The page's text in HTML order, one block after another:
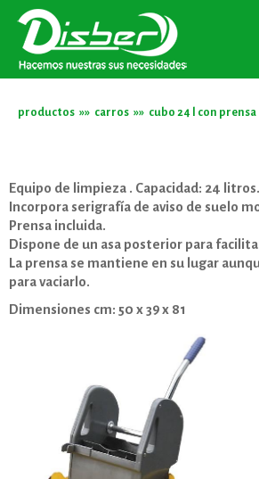
productos»»carros»»cubo 24 l con prensa
Equipo de limpieza . Capacidad: 24 litros.
Incorpora serigrafía de aviso de suelo
Prensa incluida.
Dispone de un asa posterior para
La prensa se mantiene en su lugar
para vaciarlo.
Dimensiones cm: 50 x 39 x 81